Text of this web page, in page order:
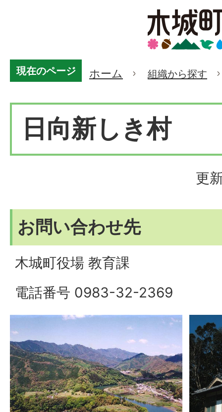
現在のページ ホーム 組織から探す
日向新しき村
更
お問い合わせ先
木城町役場 教育課
電話番号 0983-32-2369